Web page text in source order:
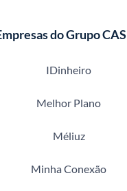
do Grupo
IDinheiro
Melhor Plano
Méliuz
Minha Conexão